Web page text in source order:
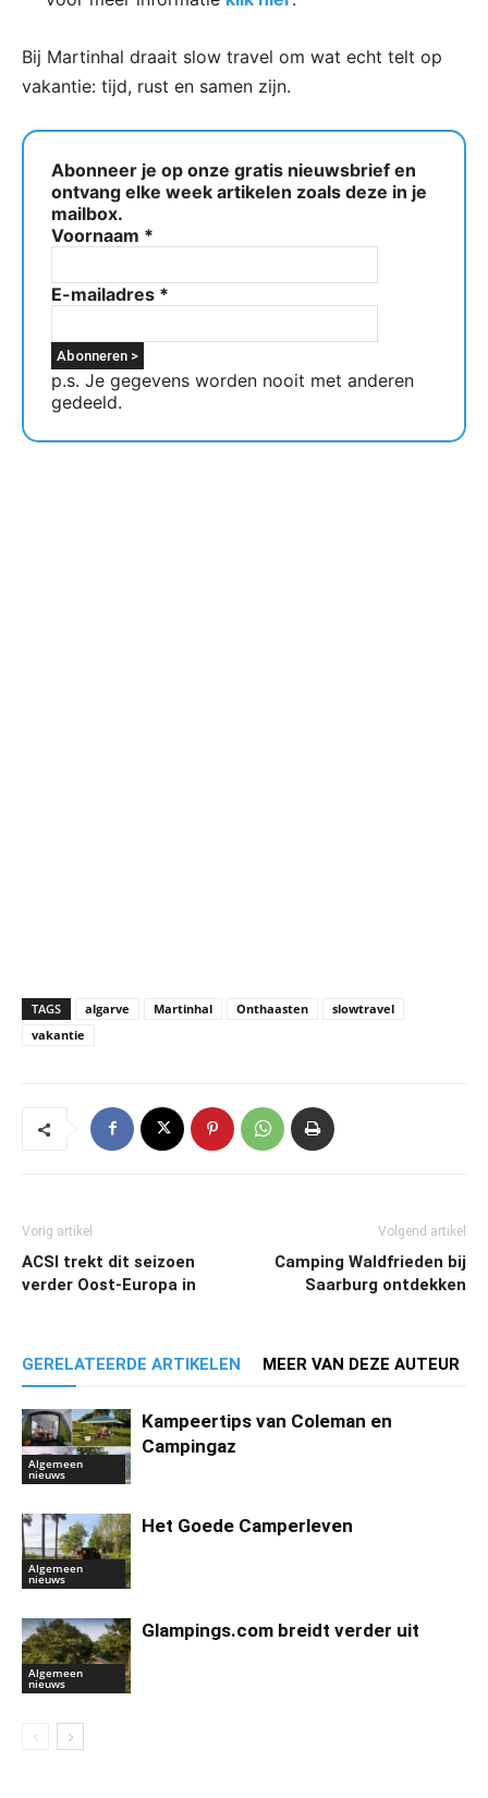
Bij Martinhal draait slow travel om wat echt telt op
vakantie: tijd, rust en samen zijn.
Abonneer je op onze gratis nieuwsbrief en
ontvang elke week artikelen zoals deze in je
mailbox.
Voornaam *
E-mailadres *
p.s. Je gegevens worden nooit met anderen
gedeeld.
TAGS algarve Martinhal Onthaasten
slowtravel
vakantie
Vorig artikel
ACSI trekt dit seizoen
verder Oost-Europa in
Volgend artikel
Camping Waldfrieden bij
Saarburg ontdekken
GERELATEERDE ARTIKELEN MEER VAN DEZE AUTEUR
Algemeen
nieuws
Kampeertips van Coleman en
Campingaz
Algemeen
nieuws
Het Goede Camperleven
Algemeen
nieuws
Glampings.com breidt verder uit